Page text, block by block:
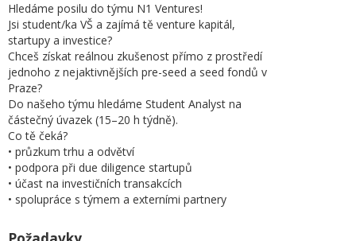
Hledáme posilu do týmu N1 Ventures!
Jsi student/ka VŠ a zajímá tě venture kapitál,
startupy a investice?
Chceš získat reálnou zkušenost přímo z prostředí
jednoho z nejaktivnějších pre-seed a seed fondů v
Praze?
Do našeho týmu hledáme Student Analyst na
částečný úvazek (15–20 h týdně).
Co tě čeká?
• průzkum trhu a odvětví
• podpora při due diligence startupů
• účast na investičních transakcích
• spolupráce s týmem a externími partnery